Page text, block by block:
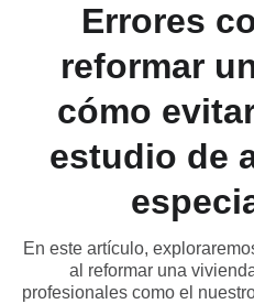
Errores
reformar
cómo
estudio de
En este artículo,
al reformar una
profesionales como el